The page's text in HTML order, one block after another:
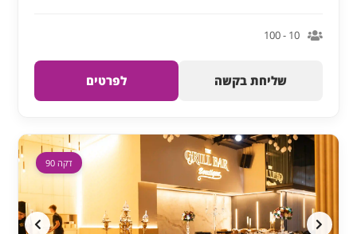
10 - 100
שליחת בקשה לפרטים
דקה 90